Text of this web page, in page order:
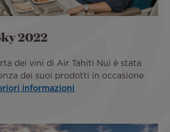
2022
dei vini di Air Tahiti Nui è stata
dei suoi prodotti in occasione
informazioni